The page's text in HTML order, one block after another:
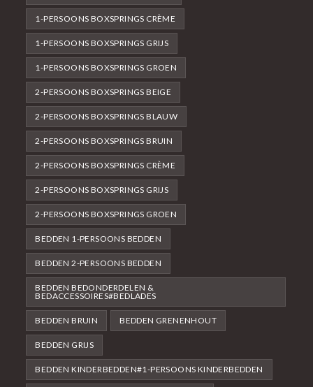
1-PERSOONS BOXSPRINGS CRÈME
1-PERSOONS BOXSPRINGS GRIJS
1-PERSOONS BOXSPRINGS GROEN
2-PERSOONS BOXSPRINGS BEIGE
2-PERSOONS BOXSPRINGS BLAUW
2-PERSOONS BOXSPRINGS BRUIN
2-PERSOONS BOXSPRINGS CRÈME
2-PERSOONS BOXSPRINGS GRIJS
2-PERSOONS BOXSPRINGS GROEN
BEDDEN 1-PERSOONS BEDDEN
BEDDEN 2-PERSOONS BEDDEN
BEDDEN BEDONDERDELEN &
BEDACCESSOIRES#BEDLADES
BEDDEN BRUIN BEDDEN GRENENHOUT
BEDDEN GRIJS
BEDDEN KINDERBEDDEN#1-PERSOONS KINDERBEDDEN